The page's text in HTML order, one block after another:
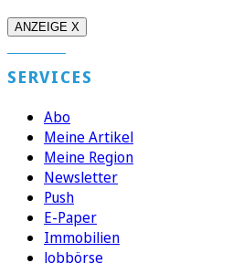
ANZEIGE X
SERVICES
Abo
Meine Artikel
Meine Region
Newsletter
Push
E-Paper
Immobilien
Jobbörse